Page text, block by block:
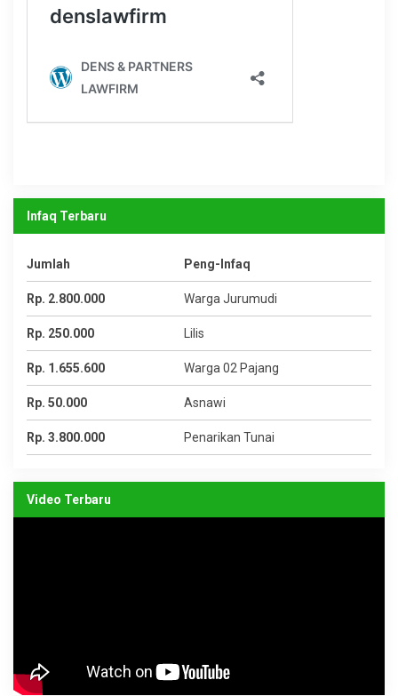
Infaq Terbaru
Jumlah Peng-Infaq
Rp. 2.800.000 Warga Jurumudi
Rp. 250.000 Lilis
Rp. 1.655.600 Warga 02 Pajang
Rp. 50.000 Asnawi
Rp. 3.800.000 Penarikan Tunai
Video Terbaru